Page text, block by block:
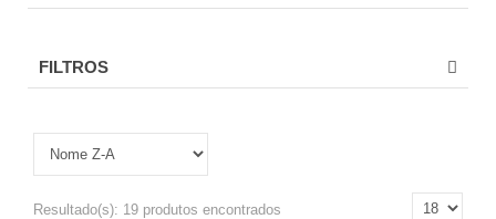
FILTROS
Resultado(s): 19 produtos encontrados